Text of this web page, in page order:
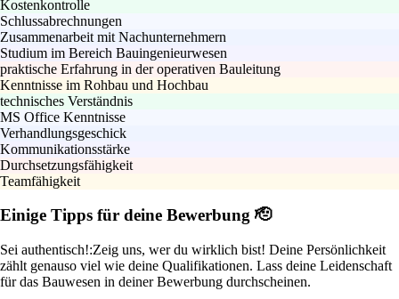
Kostenkontrolle
Schlussabrechnungen
Zusammenarbeit mit Nachunternehmern
Studium im Bereich Bauingenieurwesen
praktische Erfahrung in der operativen Bauleitung
Kenntnisse im Rohbau und Hochbau
technisches Verständnis
MS Office Kenntnisse
Verhandlungsgeschick
Kommunikationsstärke
Durchsetzungsfähigkeit
Teamfähigkeit
Einige Tipps für deine Bewerbung 🫡
Sei authentisch!:Zeig uns, wer du wirklich bist! Deine Persönlichkeit
zählt genauso viel wie deine Qualifikationen. Lass deine Leidenschaft
für das Bauwesen in deiner Bewerbung durchscheinen.